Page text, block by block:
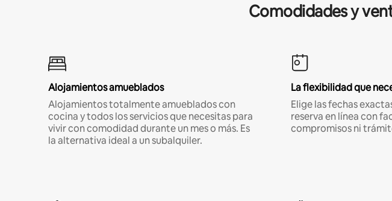
Comodidades y
Alojamientos amueblados
Alojamientos totalmente amueblados con
cocina y todos los servicios que necesitas para
vivir con comodidad durante un mes o más. Es
la alternativa ideal a un subalquiler.
La flexibilidad que
Elige las fechas
reserva en línea con
compromisos ni